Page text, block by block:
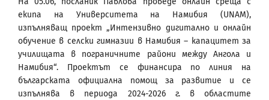
екипа на Университета на Намибия (UNAM),
изпълняващ проект „Интензивно дигитално и онлайн
обучение в селски гимназии в Намибия – капацитет за
училищата в пограничните райони между Ангола и
Намибия“. Проектът се финансира по линия на
българската официална помощ за развитие и се
изпълнява в периода 2024-2026 г. в областите